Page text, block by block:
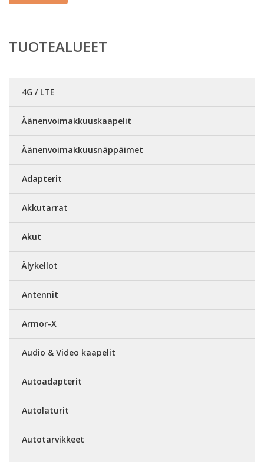
TUOTEALUEET
4G / LTE
Äänenvoimakkuuskaapelit
Äänenvoimakkuusnäppäimet
Adapterit
Akkutarrat
Akut
Älykellot
Antennit
Armor-X
Audio & Video kaapelit
Autoadapterit
Autolaturit
Autotarvikkeet